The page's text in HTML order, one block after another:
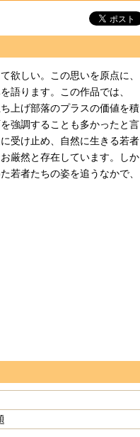
欲しい。この思いを原点に、
語ります。この作品では、
上げ部落のプラスの価値を積
強調することも多かったと言
受け止め、自然に生きる若者
厳然と存在しています。しか
若者たちの姿を追うなかで、